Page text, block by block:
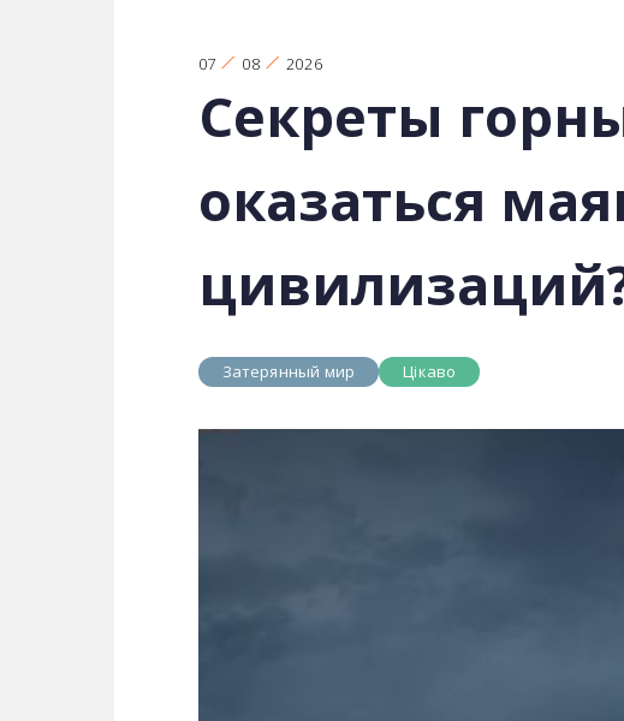
07 08 2026
Секреты
оказаться
Затерянный мир Цікаво